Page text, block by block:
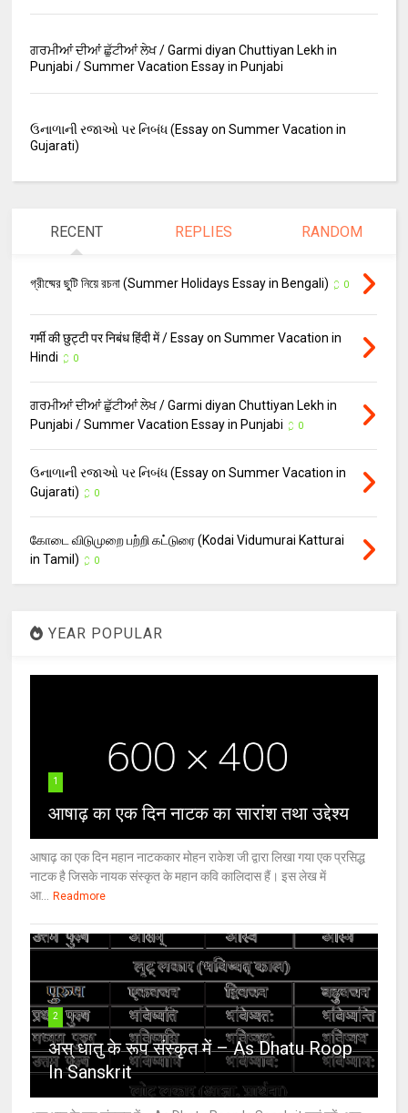
ਗਰਮੀਆਂ ਦੀਆਂ ਛੁੱਟੀਆਂ ਲੇਖ / Garmi diyan Chuttiyan Lekh in
Punjabi / Summer Vacation Essay in Punjabi
ઉનાળાની રજાઓ પર નિબંધ (Essay on Summer Vacation in
Gujarati)
RECENT REPLIES RANDOM
গ্রীষ্মের ছুটি নিয়ে রচনা (Summer Holidays Essay in Bengali) 0
गर्मी की छुट्टी पर निबंध हिंदी में / Essay on Summer Vacation in
Hindi
0
ਗਰਮੀਆਂ ਦੀਆਂ ਛੁੱਟੀਆਂ ਲੇਖ / Garmi diyan Chuttiyan Lekh in
Punjabi / Summer Vacation Essay in Punjabi
0
ઉનાળાની રજાઓ પર નિબંધ (Essay on Summer Vacation in
Gujarati)
0
கோடை விடுமுறை பற்றி கட்டுரை (Kodai Vidumurai Katturai
in Tamil)
0
YEAR POPULAR
1
आषाढ़ का एक दिन नाटक का सारांश तथा उद्देश्य
आषाढ़ का एक दिन महान नाटककार मोहन राकेश जी द्वारा लिखा गया एक प्रसिद्ध
नाटक है जिसके नायक संस्कृत के महान कवि कालिदास हैं। इस लेख में
आ... Readmore
2
अस् धातु के रूप संस्कृत में – As Dhatu Roop
In Sanskrit